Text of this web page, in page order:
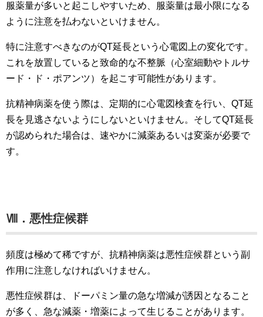
服薬量が多いと起こしやすいため、服薬量は最小限になる
ように注意を払わないといけません。
特に注意すべきなのがQT延長という心電図上の変化です。
これを放置していると致命的な不整脈（心室細動やトルサ
ード・ド・ポアンツ）を起こす可能性があります。
抗精神病薬を使う際は、定期的に心電図検査を行い、QT延
長を見逃さないようにしないといけません。そしてQT延長
が認められた場合は、速やかに減薬あるいは変薬が必要で
す。
Ⅷ．悪性症候群
頻度は極めて稀ですが、抗精神病薬は悪性症候群という副
作用に注意しなければいけません。
悪性症候群は、ドーパミン量の急な増減が誘因となること
が多く、急な減薬・増薬によって生じることがあります。